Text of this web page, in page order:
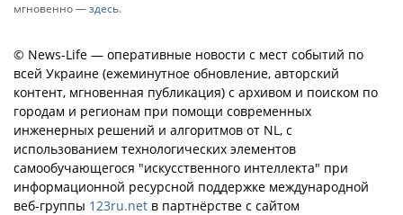
мгновенно —здесь.
© News-Life — оперативные новости с мест событий по
всей Украине (ежеминутное обновление, авторский
контент, мгновенная публикация) с архивом и поиском по
городам и регионам при помощи современных
инженерных решений и алгоритмов от NL, с
использованием технологических элементов
самообучающегося "искусственного интеллекта" при
информационной ресурсной поддержке международной
веб-группы 123ru.net в партнёрстве с сайтом